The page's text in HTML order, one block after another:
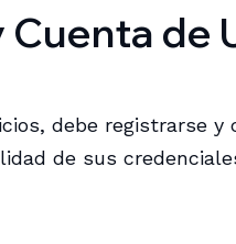
Cuenta de
debe registrarse
de sus